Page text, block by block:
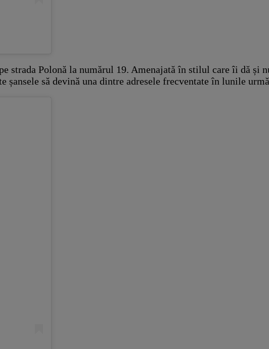
strada Polonă la numărul 19. Amenajată în stilul care îi dă și
șansele să devină una dintre adresele frecventate în lunile